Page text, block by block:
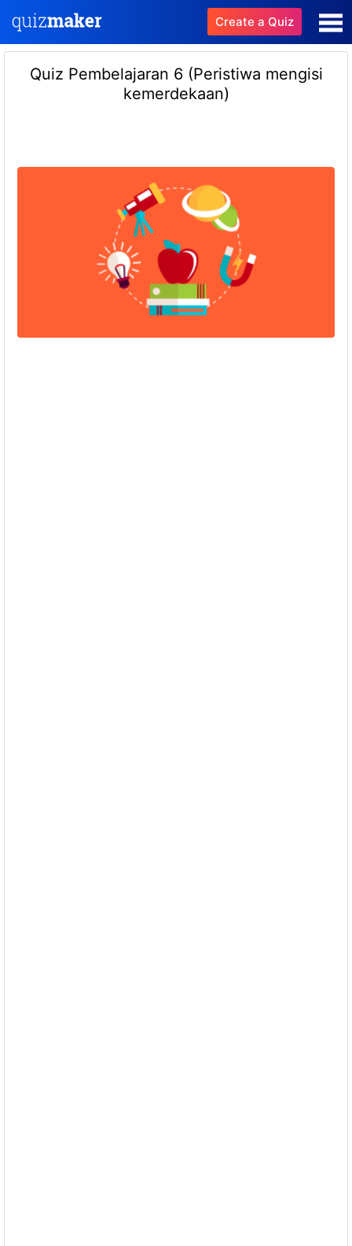
Create a Quiz
Quiz Pembelajaran 6 (Peristiwa mengisi
kemerdekaan)